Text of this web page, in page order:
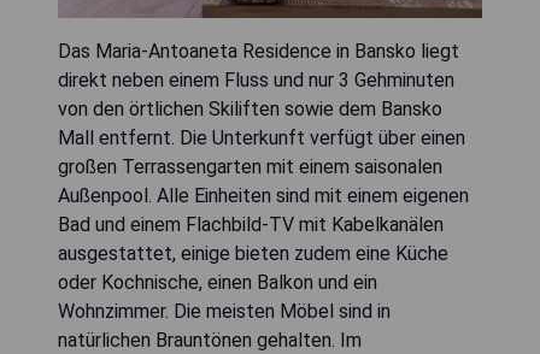
Das Maria-Antoaneta Residence in Bansko liegt
direkt neben einem Fluss und nur 3 Gehminuten
von den örtlichen Skiliften sowie dem Bansko
Mall entfernt. Die Unterkunft verfügt über einen
großen Terrassengarten mit einem saisonalen
Außenpool. Alle Einheiten sind mit einem eigenen
Bad und einem Flachbild-TV mit Kabelkanälen
ausgestattet, einige bieten zudem eine Küche
oder Kochnische, einen Balkon und ein
Wohnzimmer. Die meisten Möbel sind in
natürlichen Brauntönen gehalten. Im